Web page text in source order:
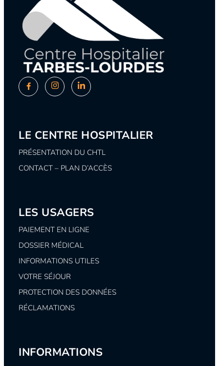
LE CENTRE HOSPITALIER
PRÉSENTATION DU CHTL
CONTACT – PLAN D’ACCÈS
LES USAGERS
PAIEMENT EN LIGNE
DOSSIER MÉDICAL
INFORMATIONS UTILES
VOTRE SÉJOUR
PROTECTION DES DONNÉES
RÉCLAMATIONS
INFORMATIONS